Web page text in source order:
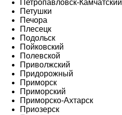
Петропавловск-Камчатский
Петушки
Печора
Плесецк
Подольск
Пойковский
Полевской
Приволжский
Придорожный
Приморск
Приморский
Приморско-Ахтарск
Приозерск